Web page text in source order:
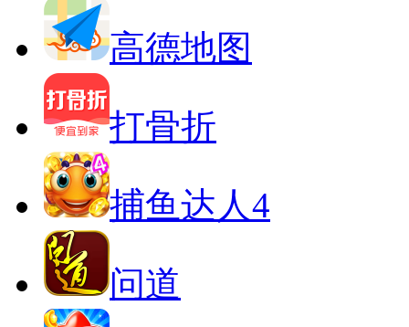
高德地图
打骨折
捕鱼达人4
问道